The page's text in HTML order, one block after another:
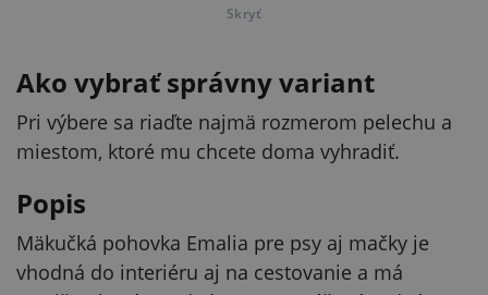
Skryť
Ako vybrať správny variant
Pri výbere sa riaďte najmä rozmerom pelechu a
miestom, ktoré mu chcete doma vyhradiť.
Popis
Mäkučká pohovka Emalia pre psy aj mačky je
vhodná do interiéru aj na cestovanie a má